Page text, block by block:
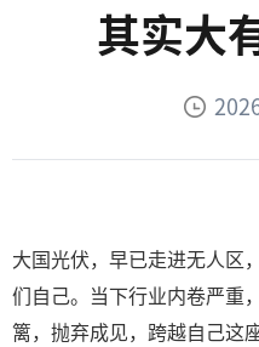
其实大
大国光伏，早已走进无人区
们自己。当下行业内卷严重
篱，抛弃成见，跨越自己这